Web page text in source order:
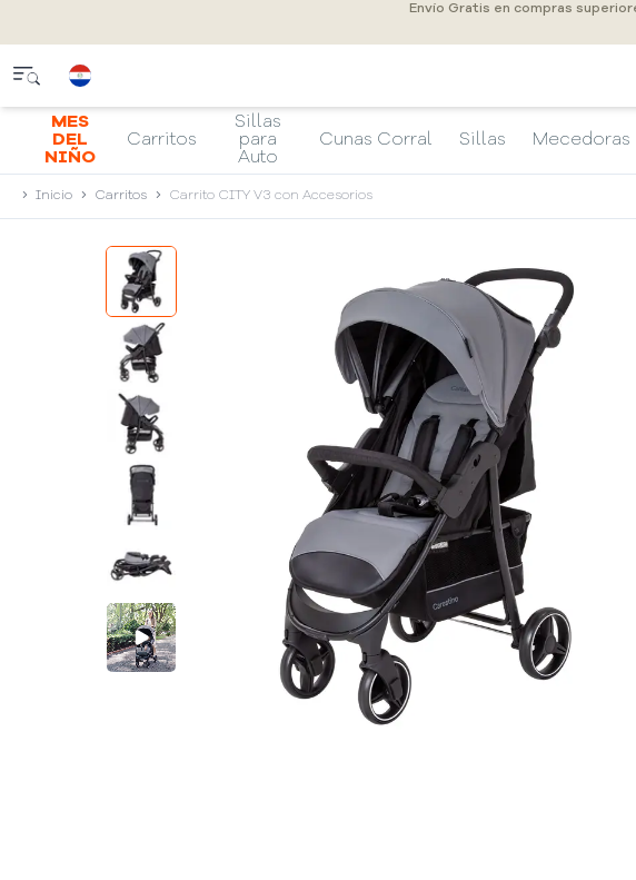
Envío Gratis en compras
MES
DEL
NIÑO
Carritos
Sillas
para
Auto
Cunas Corral Sillas Mecedoras
Inicio Carritos Carrito CITY V3 con Accesorios